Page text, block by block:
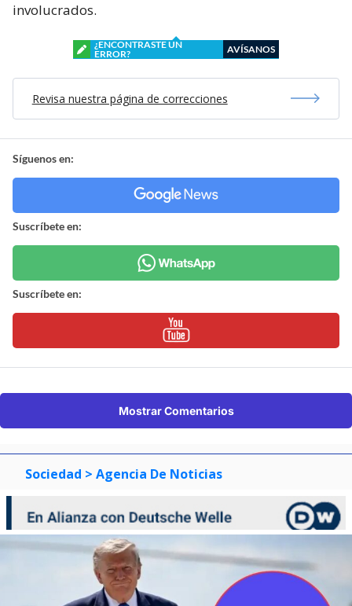
involucrados.
¿ENCONTRASTE UN
ERROR?
AVÍSANOS
Revisa nuestra página de correcciones
Síguenos en:
Suscríbete en:
Suscríbete en:
Mostrar Comentarios
Sociedad > Agencia De Noticias